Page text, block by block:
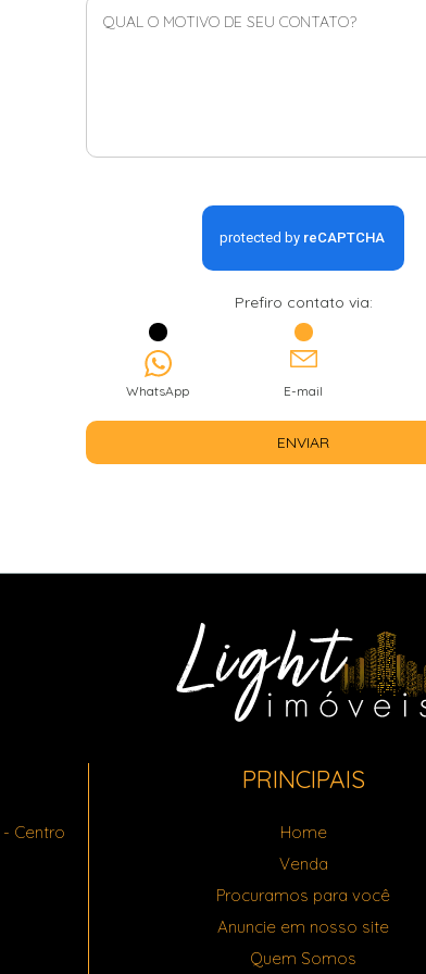
Prefiro contato via:
WhatsApp E-mail
ENVIAR
- Centro
PRINCIPAIS
Home
Venda
Procuramos para você
Anuncie em nosso site
Quem Somos